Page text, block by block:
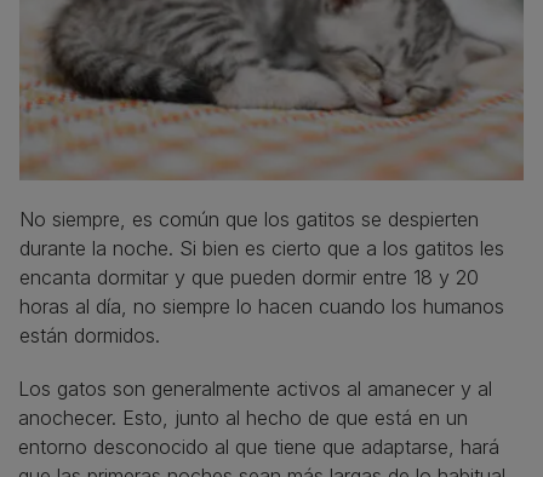
No siempre, es común que los gatitos se despierten
durante la noche. Si bien es cierto que a los gatitos les
encanta dormitar y que pueden dormir entre 18 y 20
horas al día, no siempre lo hacen cuando los humanos
están dormidos.
Los gatos son generalmente activos al amanecer y al
anochecer. Esto, junto al hecho de que está en un
entorno desconocido al que tiene que adaptarse, hará